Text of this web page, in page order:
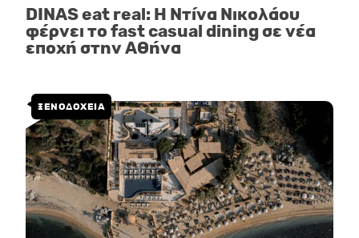
DINAS eat real: Η Ντίνα Νικολάου
φέρνει το fast casual dining σε νέα
εποχή στην Αθήνα
ΞΕΝΟΔΟΧΕΙΑ